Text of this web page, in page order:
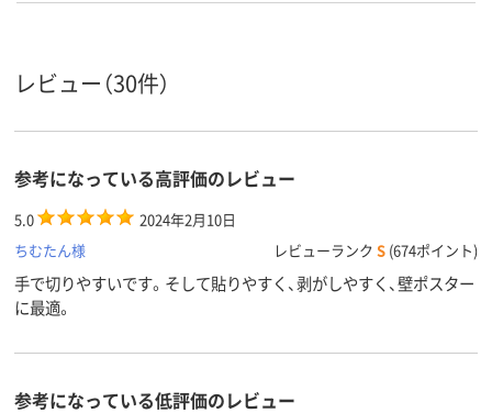
レビュー（30件）
参考になっている高評価のレビュー
5.0
2024年2月10日
ちむたん様
レビューランク S (674ポイント)
手で切りやすいです。そして貼りやすく、剥がしやすく、壁ポスター
に最適。
参考になっている低評価のレビュー